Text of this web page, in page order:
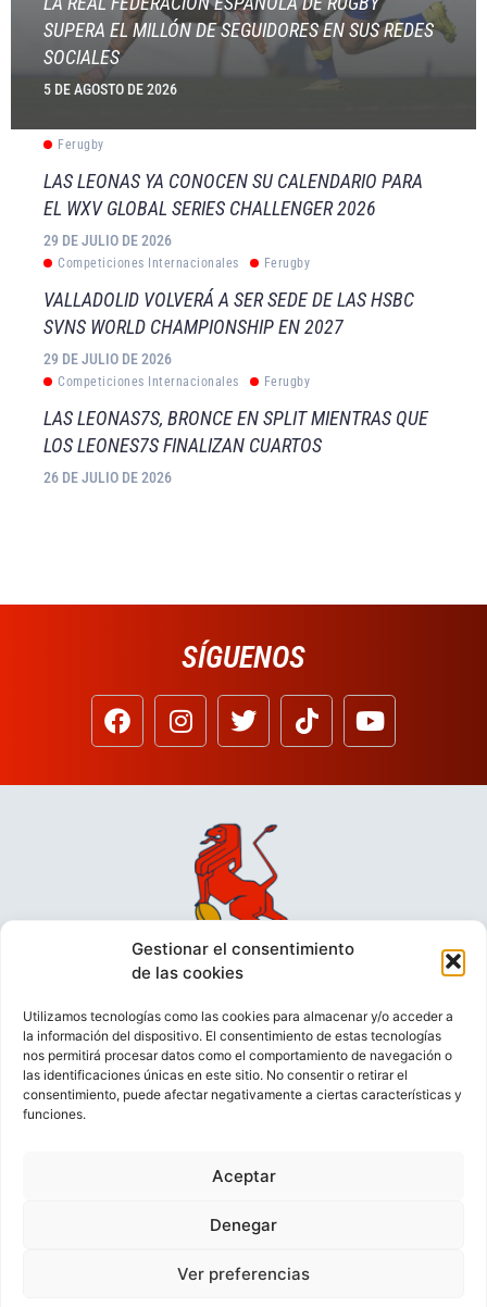
Gestionar el consentimiento
de las cookies
Utilizamos tecnologías como las cookies para almacenar y/o acceder a
la información del dispositivo. El consentimiento de estas tecnologías
nos permitirá procesar datos como el comportamiento de navegación o
las identificaciones únicas en este sitio. No consentir o retirar el
consentimiento, puede afectar negativamente a ciertas características y
funciones.
Aceptar
Denegar
Ver preferencias
SUPERA EL MILLÓN DE SEGUIDORES EN SUS REDES
SOCIALES
5 DE AGOSTO DE 2026
Ferugby
LAS LEONAS YA CONOCEN SU CALENDARIO PARA
EL WXV GLOBAL SERIES CHALLENGER 2026
29 DE JULIO DE 2026
Competiciones Internacionales Ferugby
VALLADOLID VOLVERÁ A SER SEDE DE LAS HSBC
SVNS WORLD CHAMPIONSHIP EN 2027
29 DE JULIO DE 2026
Competiciones Internacionales Ferugby
LAS LEONAS7S, BRONCE EN SPLIT MIENTRAS QUE
LOS LEONES7S FINALIZAN CUARTOS
26 DE JULIO DE 2026
SÍGUENOS
VIDEOCONFERENCIAS
POLÍTICA DE PRIVACIDAD
CONTACTO
© FEDERACIÓN ESPAÑOLA DE RUGBY 2023.